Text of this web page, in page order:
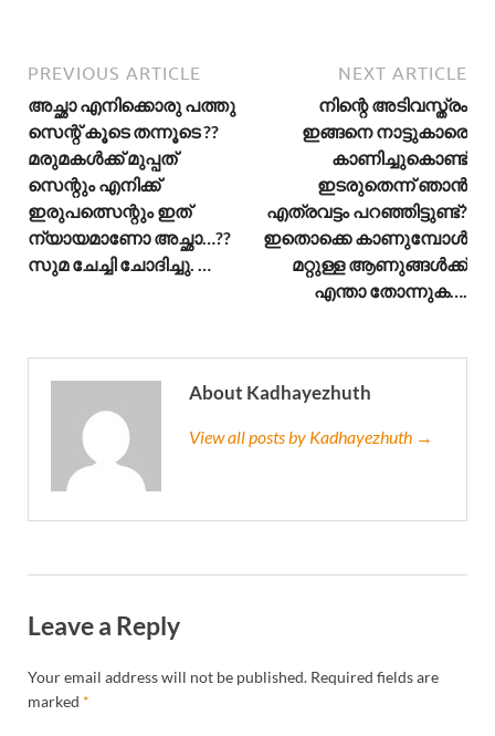
PREVIOUS ARTICLE
അച്ഛാ എനിക്കൊരു പത്തു
സെന്റ് കൂടെ തന്നൂടെ ??
മരുമകൾക്ക് മുപ്പത്
സെന്റും എനിക്ക്
ഇരുപത്സെന്റും ഇത്
ന്യായമാണോ അച്ഛാ…??
സുമ ചേച്ചി ചോദിച്ചു. …
NEXT ARTICLE
നിന്റെ അടിവസ്ത്രം
ഇങ്ങനെ നാട്ടുകാരെ
കാണിച്ചുകൊണ്ട്
ഇടരുതെന്ന് ഞാൻ
എത്രവട്ടം പറഞ്ഞിട്ടുണ്ട്?
ഇതൊക്കെ കാണുമ്പോൾ
മറ്റുള്ള ആണുങ്ങൾക്ക്
എന്താ തോന്നുക….
About Kadhayezhuth
View all posts by Kadhayezhuth →
Leave a Reply
Your email address will not be published. Required fields are
marked *